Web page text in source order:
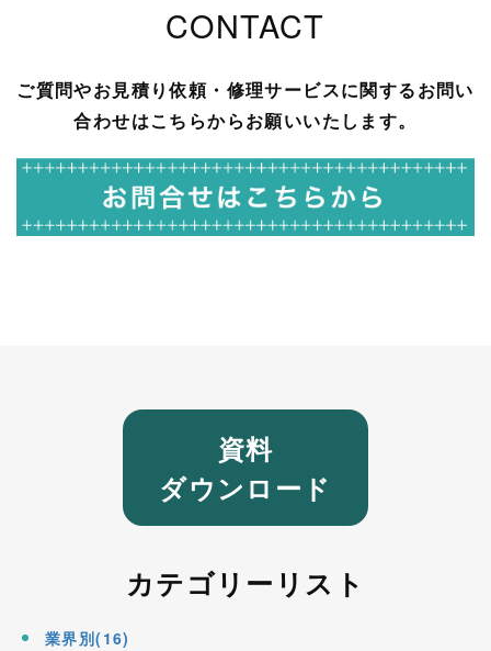
CONTACT
ご質問やお見積り依頼・修理サービスに関するお問い
合わせはこちらからお願いいたします。
資料
ダウンロード
カテゴリーリスト
業界別(16)